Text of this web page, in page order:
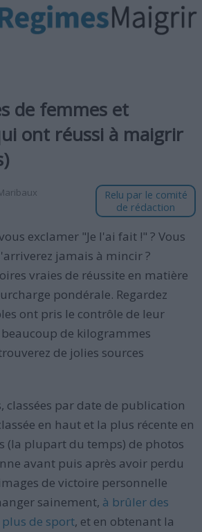
de femmes et
ont réussi à maigrir
Relu par le comité
de rédaction
exclamer "Je l'ai fait !" ? Vous
jamais à mincir ?
vraies de réussite en matière
pondérale. Regardez
ont pris le contrôle de leur
de kilogrammes
de jolies sources
classées par date de publication
en haut et la plus récente en
(la plupart du temps) de photos
avant puis après avoir perdu
de victoire personnelle
sainement, à brûler des
de sport, et en obtenant la